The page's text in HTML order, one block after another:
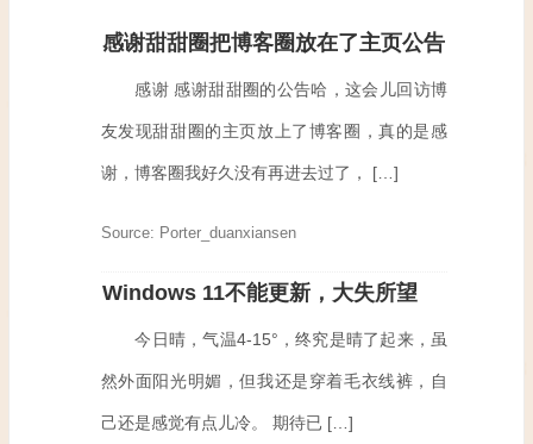
感谢甜甜圈把博客圈放在了主页公告
感谢 感谢甜甜圈的公告哈，这会儿回访博
友发现甜甜圈的主页放上了博客圈，真的是感
谢，博客圈我好久没有再进去过了， […]
Source: Porter_duanxiansen
Windows 11不能更新，大失所望
今日晴，气温4-15°，终究是晴了起来，虽
然外面阳光明媚，但我还是穿着毛衣线裤，自
己还是感觉有点儿冷。 期待已 […]